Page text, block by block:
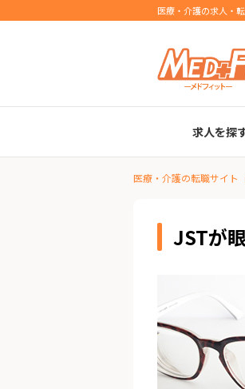
医療・介護の求人・
求人を探
臨床検査技師
診療放射線技
臨床工学技士
医療事務
調剤薬局事務
理学療法士
作業療法士
言語聴覚士
機能訓練指導
視能訓練士
看護師
薬剤師
医療・介護の転職サイト
JSTが